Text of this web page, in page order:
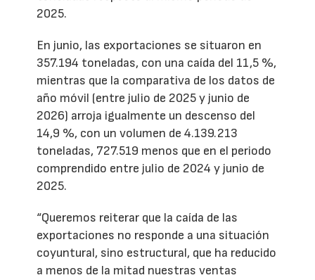
2025.
En junio, las exportaciones se situaron en
357.194 toneladas, con una caída del 11,5 %,
mientras que la comparativa de los datos de
año móvil (entre julio de 2025 y junio de
2026) arroja igualmente un descenso del
14,9 %, con un volumen de 4.139.213
toneladas, 727.519 menos que en el periodo
comprendido entre julio de 2024 y junio de
2025.
“Queremos reiterar que la caída de las
exportaciones no responde a una situación
coyuntural, sino estructural, que ha reducido
a menos de la mitad nuestras ventas